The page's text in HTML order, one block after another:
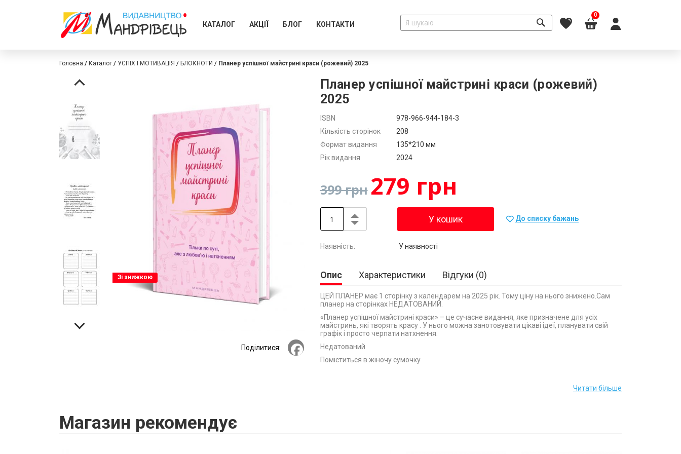
КАТАЛОГ АКЦІЇ БЛОГ КОНТАКТИ
0
Головна Каталог УСПІХ І МОТИВАЦІЯ БЛОКНОТИ Планер успішної майстрині краси (рожевий) 2025
Планер успішної майстрині краси (рожевий)
2025
Додатково
ISBN
978-966-944-184-3
Кількість сторінок
208
Формат видання
135*210 мм
Рік видання
2024
279 грн
399 грн
У кошик До списку бажань
У наявності
Опис
ЦЕЙ ПЛАНЕР має 1 сторінку з календарем на 2025 рік. Тому ціну на нього знижено.Сам
планер на сторінках НЕДАТОВАНИЙ.
«Планер успішної майстрині краси» – це сучасне видання, яке призначене для усіх
майстринь, які творять красу . У нього можна занотовувати цікаві ідеї, планувати свій
графік і просто черпати натхнення.
Недатований
Поміститься в жіночу сумочку
Читати більше
Характеристики Відгуки 0
Перейти
галереї
зображень
Перейти
галереї
зображень
Зі знижкою
Поділитися: Facebook
Магазин рекомендує